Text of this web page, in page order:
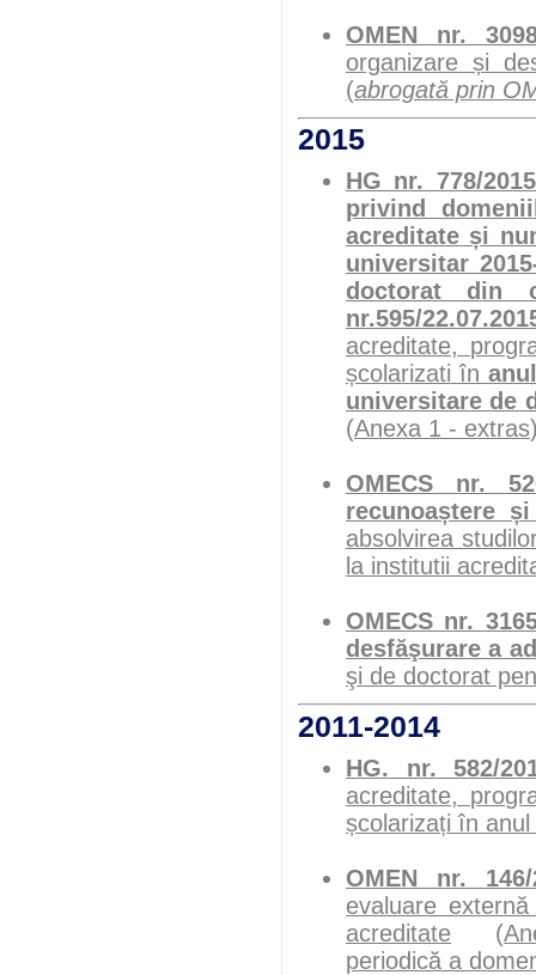
OMEN nr.
organizare și
(abrogată prin
2015
HG nr. 778/
privind
acreditate și
universitar
doctorat din
nr.595/
acreditate,
școlarizati în
universitare de
(Anexa 1 - extras
OMECS nr.
recunoaștere
absolvirea
la institutii
OMECS nr.
desfăşurare a
şi de doctorat
2011-2014
HG. nr. 582/
acreditate,
școlarizați în
OMEN nr. 146/
evaluare
acreditate (
periodică a